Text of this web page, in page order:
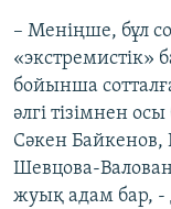
– Меніңше, бұл
«экстремистік»
бойынша
әлгі тізімнен
Сәкен
Шевцова-
жуық адам бар, -